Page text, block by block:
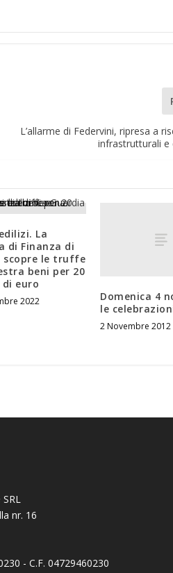
L’allarme di Federvini, ripresa a
infrastrutturali e
La
di Finanza di
scopre le truffe
beni per 20
euro
2022
Domenica 4
le
2 Novembre 2012
nr. 16
- C.F. 04729460230